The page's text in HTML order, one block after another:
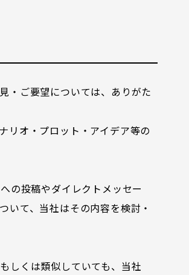
・ご要望については、ありがた
リオ・プロット・アイデア等の
の投稿やダイレクトメッセー
いて、当社はその内容を検討・
しくは類似していても、当社